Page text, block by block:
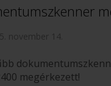
november 14.
megérkezett!